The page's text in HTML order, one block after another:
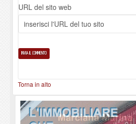
URL del sito web
Torna in alto